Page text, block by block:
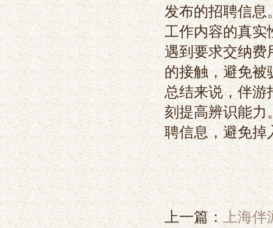
发布的招聘信息
工作内容的真实
遇到要求交纳费
的接触，避免被
总结来说，伴游
刻提高辨识能力
聘信息，避免掉
上一篇：
上海